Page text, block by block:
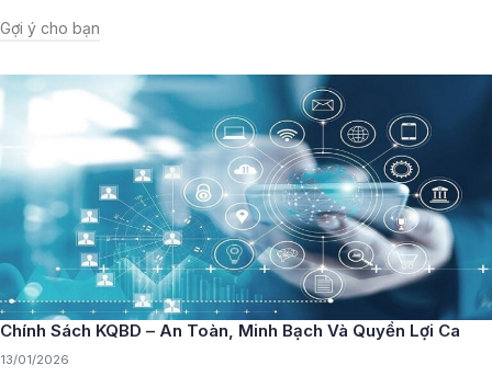
Gợi ý cho bạn
Chính Sách KQBD – An Toàn, Minh Bạch Và Quyền Lợi Ca
13/01/2026